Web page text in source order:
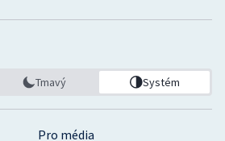
Pro média
Tmavý Systém